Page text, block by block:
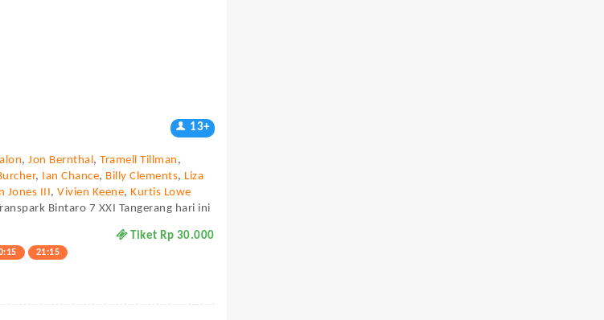
13+
,Jon Bernthal,Tramell Tillman ,
, Ian Chance, Billy Clements, Liza
Jones III,Vivien Keene,Kurtis Lowe
Bintaro 7 XXI Tangerang hari ini
Tiket Rp 30.000
21:15